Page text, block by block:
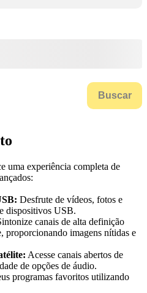
Buscar
experiência completa de
Desfrute de vídeos, fotos e
dispositivos USB.
canais de alta definição
proporcionando imagens nítidas e
Acesse canais abertos de
de opções de áudio.
programas favoritos utilizando